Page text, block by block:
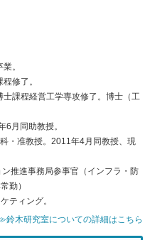
。
修了。
課程経営工学専攻修了。博士（工
月同助教授。
・准教授。2011年4月同教授、現
推進事務局参事官（インフラ・防
勤）
ティング。
鈴木研究室についての詳細はこちら